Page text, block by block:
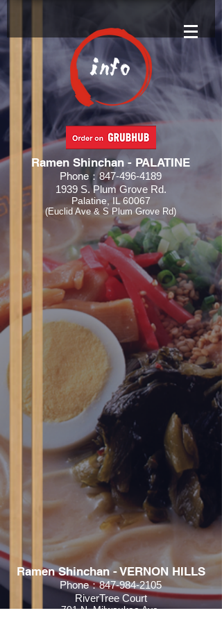
Ramen Shinchan - PALATINE
Phone：847-496-4189
1939 S. Plum Grove Rd.
Palatine, IL 60067
(Euclid Ave & S Plum Grove Rd)
Ramen Shinchan - VERNON HILLS
Phone：847-984-2105
RiverTree Court
701 N. Milwaukee Ave.